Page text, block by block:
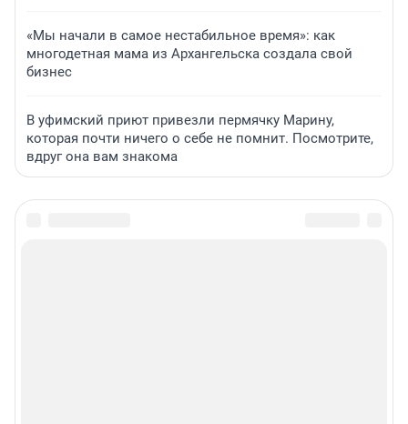
«Мы начали в самое нестабильное время»: как
многодетная мама из Архангельска создала свой
бизнес
В уфимский приют привезли пермячку Марину,
которая почти ничего о себе не помнит. Посмотрите,
вдруг она вам знакома